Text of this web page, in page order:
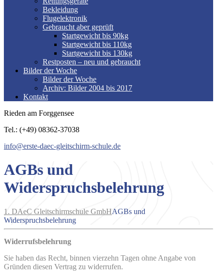
Bekleidung
Flugelektronik
Gebraucht aber geprüft
Startgewicht bis 90kg
Startgewicht bis 110kg
Startgewicht bis 130kg
Restposten – neu und gebraucht
Bilder der Woche
Bilder der Woche
Archiv: Bilder 2004 bis 2017
Kontakt
Rieden am Forggensee
Tel.: (+49) 08362-37038
info@erste-daec-gleitschirm-schule.de
AGBs und
Widerspruchsbelehrung
1. DAeC Gleitschirmschule GmbHAGBs und
Widerspruchsbelehrung
Widerrufsbelehrung
Sie haben das Recht, binnen vierzehn Tagen ohne Angabe von
Gründen diesen Vertrag zu widerrufen.